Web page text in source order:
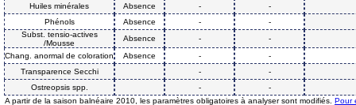
Huiles minérales
Absence -
-
Phénols
Absence -
-
Subst. tensio-actives
/Mousse
Absence -
-
Chang. anormal de coloration
Absence -
-
Transparence Secchi
-
-
Ostreopsis spp.
-
-
A partir de la saison balnéaire 2010, les paramètres obligatoires à analyser sont modifiés. Pour